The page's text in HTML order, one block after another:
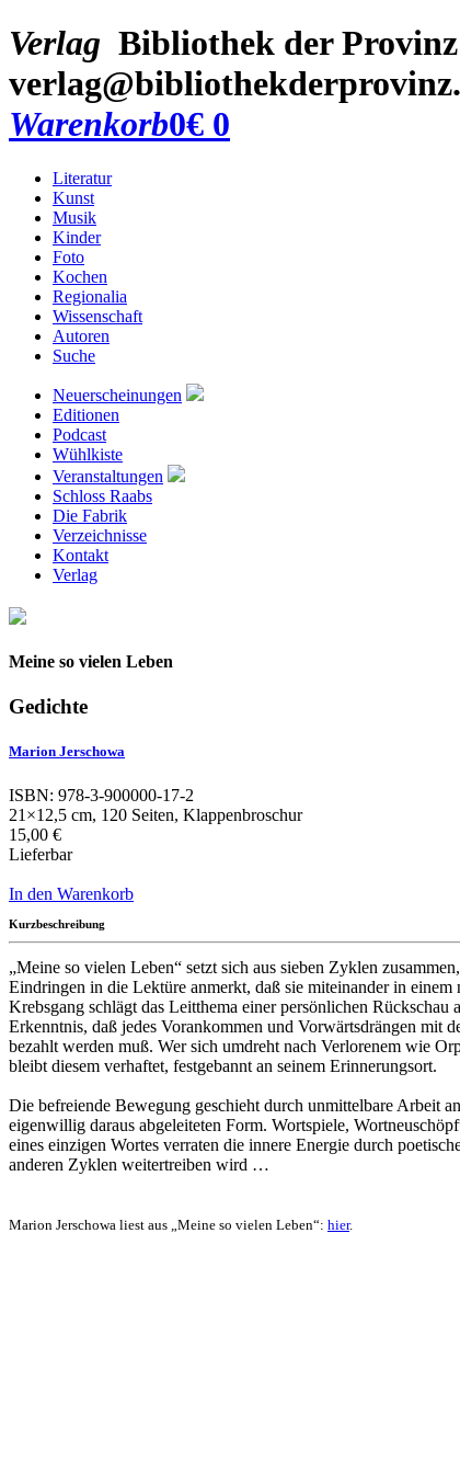
Verlag Bibliothek der Provinz
Warenkorb0€ 0
Literatur
Kunst
Musik
Kinder
Foto
Kochen
Regionalia
Wissenschaft
Autoren
Suche
Neuerscheinungen
Editionen
Podcast
Wühlkiste
Veranstaltungen
Schloss Raabs
Die Fabrik
Verzeichnisse
Kontakt
Verlag
Meine so vielen Leben
Gedichte
Marion Jerschowa
ISBN: 978-3-900000-17-2
21×12,5 cm, 120 Seiten, Klappenbroschur
15,00 €
Lieferbar
In den Warenkorb
Kurzbeschreibung
„Meine so vielen Leben“ setzt sich aus sieben Zyklen
Eindringen in die Lektüre anmerkt, daß sie miteinander in einem
Krebsgang schlägt das Leitthema einer persönlichen Rückschau
Erkenntnis, daß jedes Vorankommen und Vorwärtsdrängen mit
bezahlt werden muß. Wer sich umdreht nach Verlorenem wie
bleibt diesem verhaftet, festgebannt an seinem Erinnerungsort.
Die befreiende Bewegung geschieht durch unmittelbare Arbeit
eigenwillig daraus abgeleiteten Form. Wortspiele,
eines einzigen Wortes verraten die innere Energie durch
anderen Zyklen weitertreiben wird …
Marion Jerschowa liest aus „Meine so vielen Leben“: hier.